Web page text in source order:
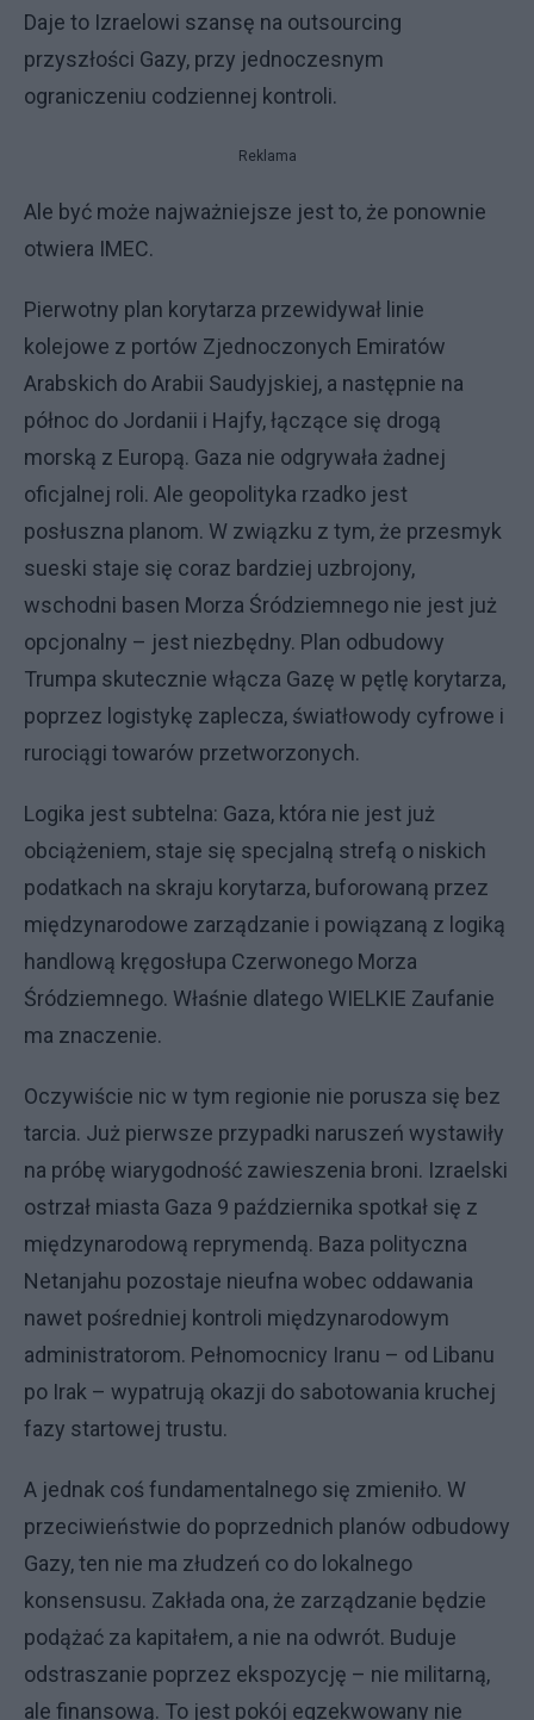
Daje to Izraelowi szansę na outsourcing
przyszłości Gazy, przy jednoczesnym
ograniczeniu codziennej kontroli.
Reklama
Ale być może najważniejsze jest to, że ponownie
otwiera IMEC.
Pierwotny plan korytarza przewidywał linie
kolejowe z portów Zjednoczonych Emiratów
Arabskich do Arabii Saudyjskiej, a następnie na
północ do Jordanii i Hajfy, łączące się drogą
morską z Europą. Gaza nie odgrywała żadnej
oficjalnej roli. Ale geopolityka rzadko jest
posłuszna planom. W związku z tym, że przesmyk
sueski staje się coraz bardziej uzbrojony,
wschodni basen Morza Śródziemnego nie jest już
opcjonalny – jest niezbędny. Plan odbudowy
Trumpa skutecznie włącza Gazę w pętlę korytarza,
poprzez logistykę zaplecza, światłowody cyfrowe i
rurociągi towarów przetworzonych.
Logika jest subtelna: Gaza, która nie jest już
obciążeniem, staje się specjalną strefą o niskich
podatkach na skraju korytarza, buforowaną przez
międzynarodowe zarządzanie i powiązaną z logiką
handlową kręgosłupa Czerwonego Morza
Śródziemnego. Właśnie dlatego WIELKIE Zaufanie
ma znaczenie.
Oczywiście nic w tym regionie nie porusza się bez
tarcia. Już pierwsze przypadki naruszeń wystawiły
na próbę wiarygodność zawieszenia broni. Izraelski
ostrzał miasta Gaza 9 października spotkał się z
międzynarodową reprymendą. Baza polityczna
Netanjahu pozostaje nieufna wobec oddawania
nawet pośredniej kontroli międzynarodowym
administratorom. Pełnomocnicy Iranu – od Libanu
po Irak – wypatrują okazji do sabotowania kruchej
fazy startowej trustu.
A jednak coś fundamentalnego się zmieniło. W
przeciwieństwie do poprzednich planów odbudowy
Gazy, ten nie ma złudzeń co do lokalnego
konsensusu. Zakłada ona, że zarządzanie będzie
podążać za kapitałem, a nie na odwrót. Buduje
odstraszanie poprzez ekspozycję – nie militarną,
ale finansową. To jest pokój egzekwowany nie